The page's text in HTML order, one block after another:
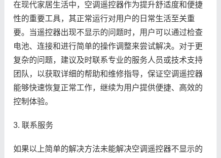
在现代家居生活中，空调遥控器作为提升舒适度和便捷
性的重要工具，其正常运行对用户的日常生活至关重
要。当遥控器出现不显示的问题时，用户可以通过检查
电池、连接和进行简单的操作调整来尝试解决。对于更
复杂的问题，建议及时联系专业的服务人员或技术支持
团队，以获取详细的帮助和维修指导，保证空调遥控器
能够快速恢复正常工作，继续为用户提供便捷、高效的
控制体验。
3. 联系服务
如果以上简单的解决方法未能解决空调遥控器不显示的